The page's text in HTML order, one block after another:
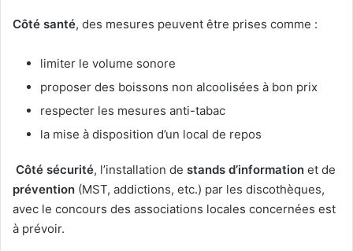
Côté santé, des mesures peuvent être prises comme :
limiter le volume sonore
proposer des boissons non alcoolisées à bon prix
respecter les mesures anti-tabac
la mise à disposition d’un local de repos
Côté sécurité, l’installation de stands d’information et de
prévention (MST, addictions, etc.) par les discothèques,
avec le concours des associations locales concernées est
à prévoir.